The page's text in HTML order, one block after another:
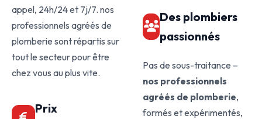
appel, 24h/24 et 7j/7. nos
professionnels agréés de
plomberie sont répartis sur
tout le secteur pour être
chez vous au plus vite.
Prix
Des plombiers
passionnés
Pas de sous-traitance –
nos professionnels
agréés de plomberie,
formés et expérimentés,